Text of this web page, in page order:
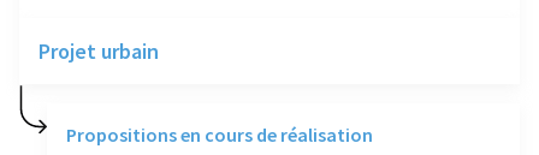
Projet urbain
Propositions en cours de réalisation